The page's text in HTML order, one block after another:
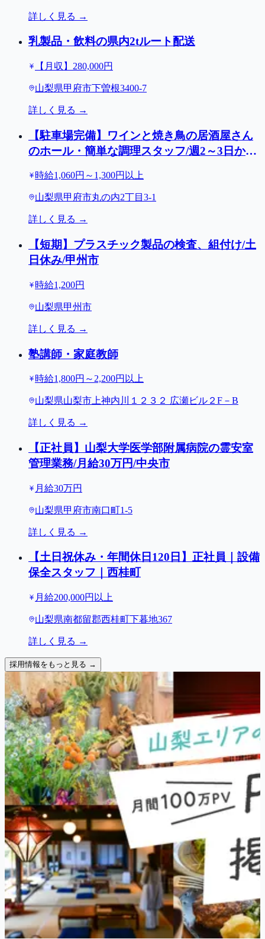
詳しく見る →
乳製品・飲料の県内2tルート配送
【月収】280,000円
山梨県甲府市下曽根3400-7
詳しく見る →
【駐車場完備】ワインと焼き鳥の居酒屋さん
のホール・簡単な調理スタッフ/週2～3日から
時給1,060円～1,300円以上
山梨県甲府市丸の内2丁目3-1
詳しく見る →
【短期】プラスチック製品の検査、組付け/土
日休み/甲州市
時給1,200円
山梨県甲州市
詳しく見る →
塾講師・家庭教師
時給1,800円～2,200円以上
山梨県山梨市上神内川１２３２ 広瀬ビル２F－B
詳しく見る →
【正社員】山梨大学医学部附属病院の霊安室
管理業務/月給30万円/中央市
月給30万円
山梨県甲府市南口町1-5
詳しく見る →
【土日祝休み・年間休日120日】正社員｜設備
保全スタッフ｜西桂町
月給200,000円以上
山梨県南都留郡西桂町下暮地367
詳しく見る →
採用情報をもっと見る →